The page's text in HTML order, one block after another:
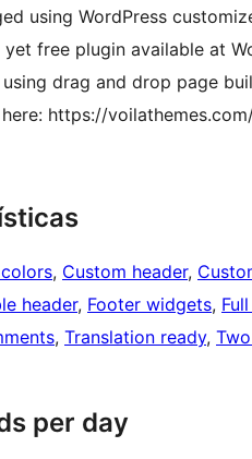
using WordPress
free plugin available at
drag and drop page
https://
, Custom header,
header, Footer widgets,
, Translation ready,
per day